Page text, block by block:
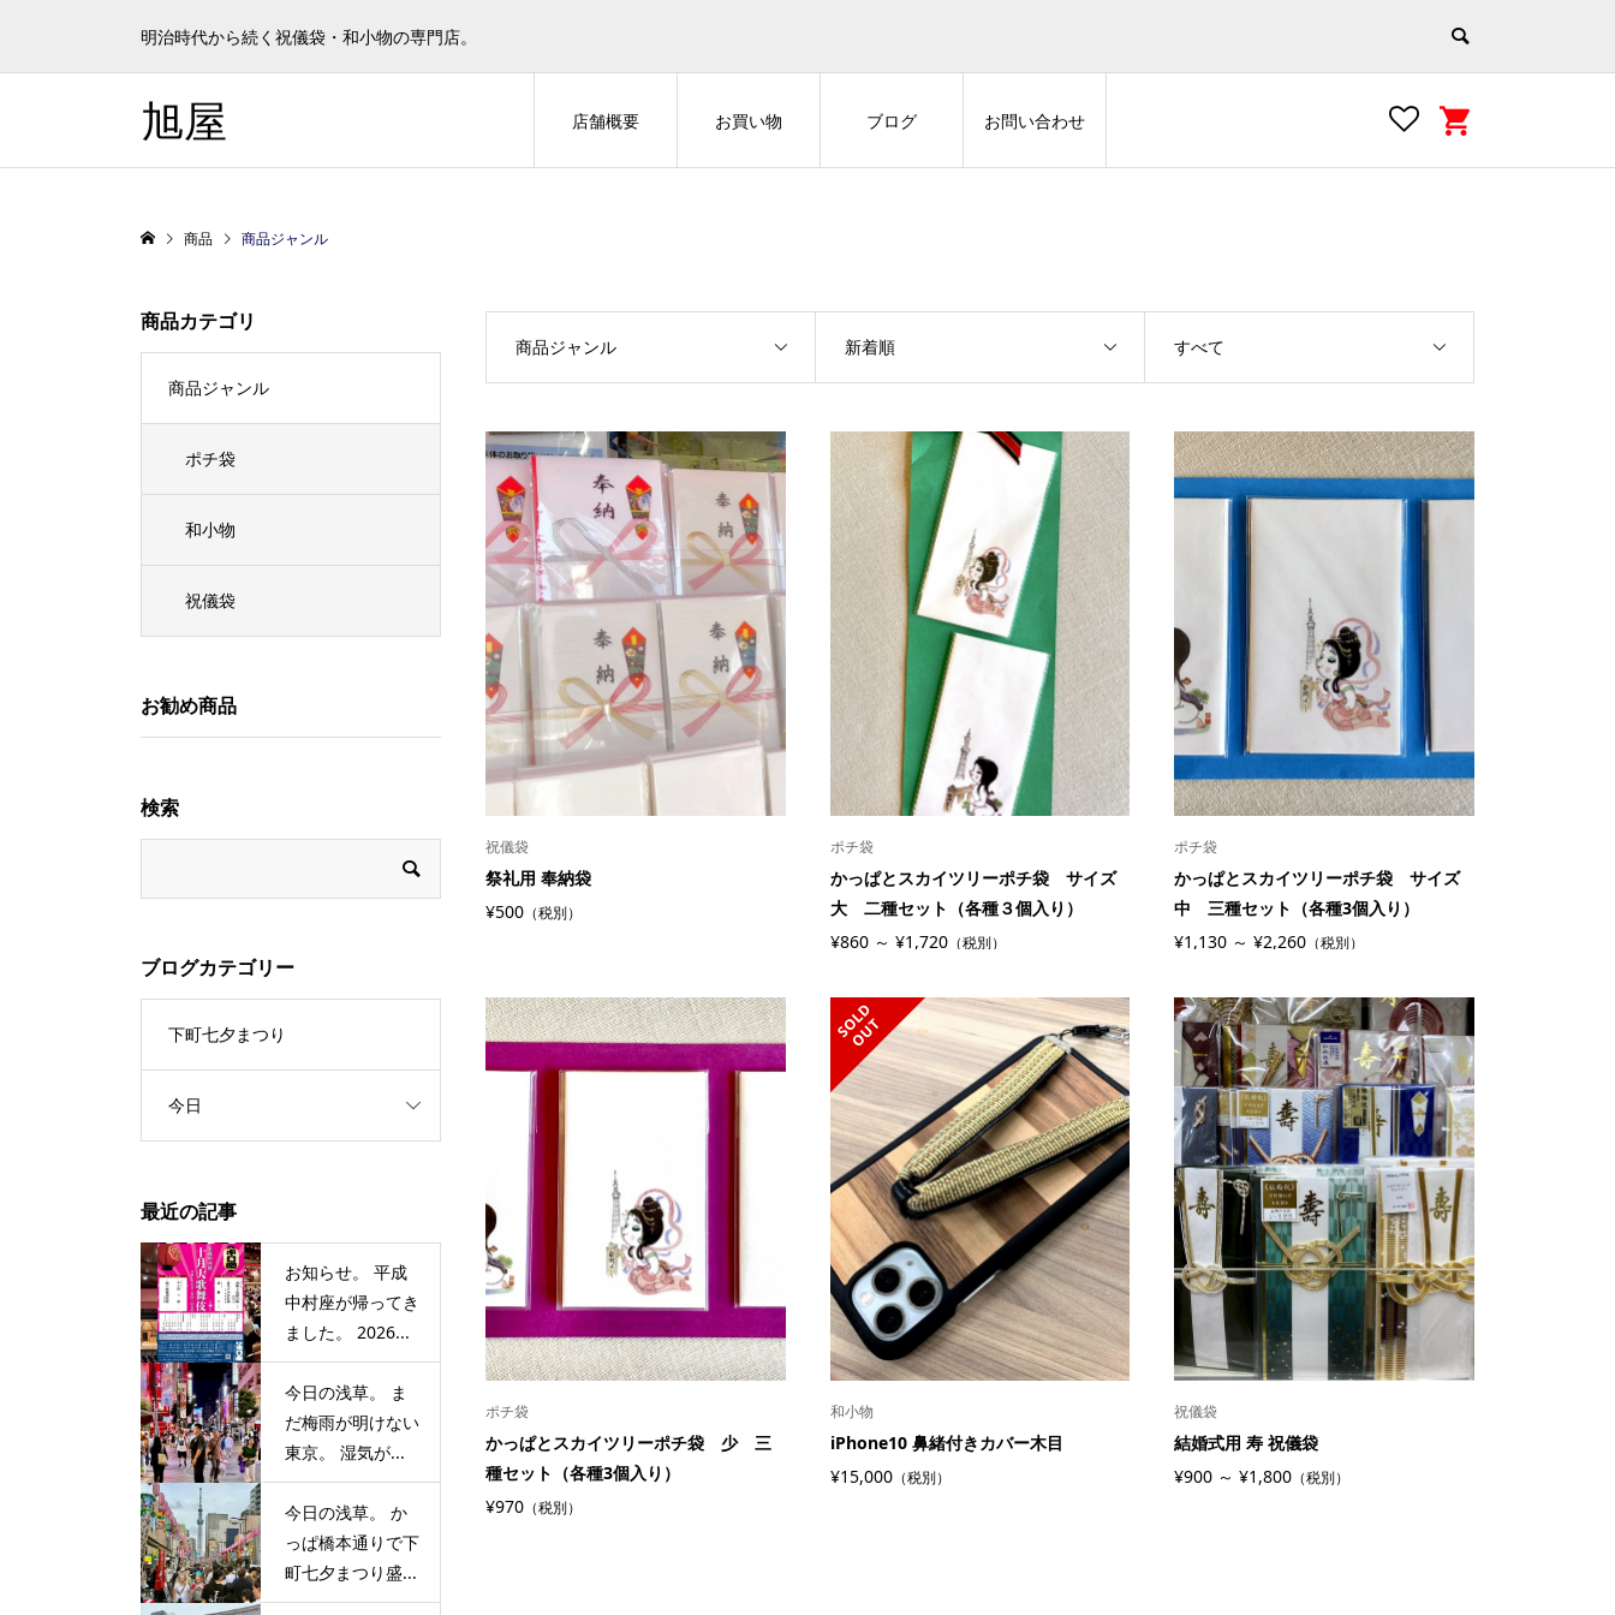
明治時代から続く祝儀袋・和小物の専門店。
旭屋 店舗概要 お買い物 ブログ お問い合わせ
商品 商品ジャンル
商品ジャンル 新着順 すべて
祝儀袋
祭礼用 奉納袋
¥500 （税別）
ポチ袋
かっぱとスカイツリーポチ袋 サイズ
大 二種セット（各種３個入り）
¥860 ～ ¥1,720（税別）
ポチ袋
かっぱとスカイツリーポチ袋 サイズ
中 三種セット（各種3個入り）
¥1,130 ～ ¥2,260 （税別）
ポチ袋
かっぱとスカイツリーポチ袋 少 三
種セット（各種3個入り）
¥970 （税別）
S
O
L
D
O
U
T
和小物
iPhone10 鼻緒付きカバー木目
¥15,000（税別）
祝儀袋
結婚式用 寿 祝儀袋
¥900 ～ ¥1,800 （税別）
商品カテゴリ
商品ジャンル
ポチ袋
和小物
祝儀袋
お勧め商品
検索
ブログカテゴリー
下町七夕まつり
今日
最近の記事
お知らせ。 平成
中村座が帰ってき
ました。 2026...
今日の浅草。 ま
だ梅雨が明けない
東京。 湿気が...
今日の浅草。 か
っぱ橋本通りで下
町七夕まつり盛...